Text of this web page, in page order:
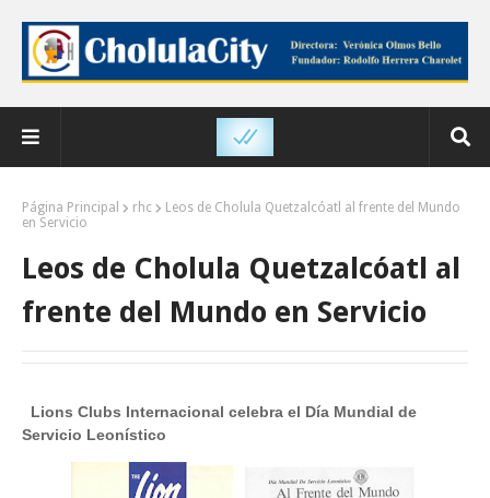
Página Principal rhc
Leos de Cholula Quetzalcóatl al frente del Mundo
en Servicio
Leos de Cholula Quetzalcóatl al
frente del Mundo en Servicio
Lions Clubs Internacional celebra el Día Mundial de
Servicio Leonístico